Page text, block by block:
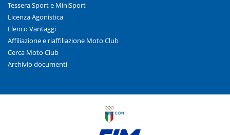
Tessera Sport e MiniSport
Licenza Agonistica
Elenco Vantaggi
Affiliazione e riaffiliazione Moto Club
Cerca Moto Club
Archivio documenti